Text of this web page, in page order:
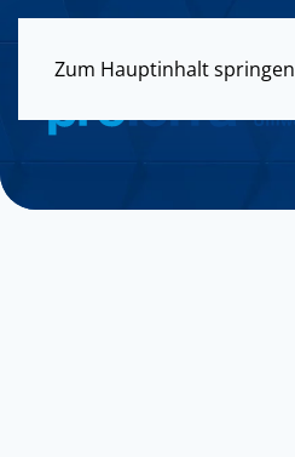
Zum Hauptinhalt springen